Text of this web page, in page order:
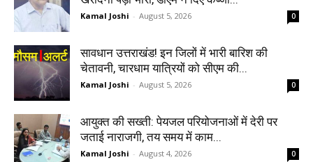
Kamal Joshi - August 5, 2026 0
सावधान उत्तराखंड! इन जिलों में भारी बारिश की
चेतावनी, चारधाम यात्रियों को सीएम की...
Kamal Joshi - August 5, 2026 0
आयुक्त की सख्ती: पेयजल परियोजनाओं में देरी पर
जताई नाराजगी, तय समय में काम...
Kamal Joshi - August 4, 2026 0